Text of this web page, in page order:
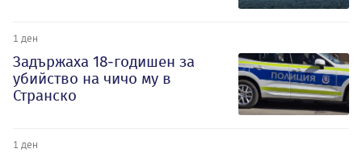
1 ден
Задържаха 18-годишен за
убийство на чичо му в
Странско
1 ден